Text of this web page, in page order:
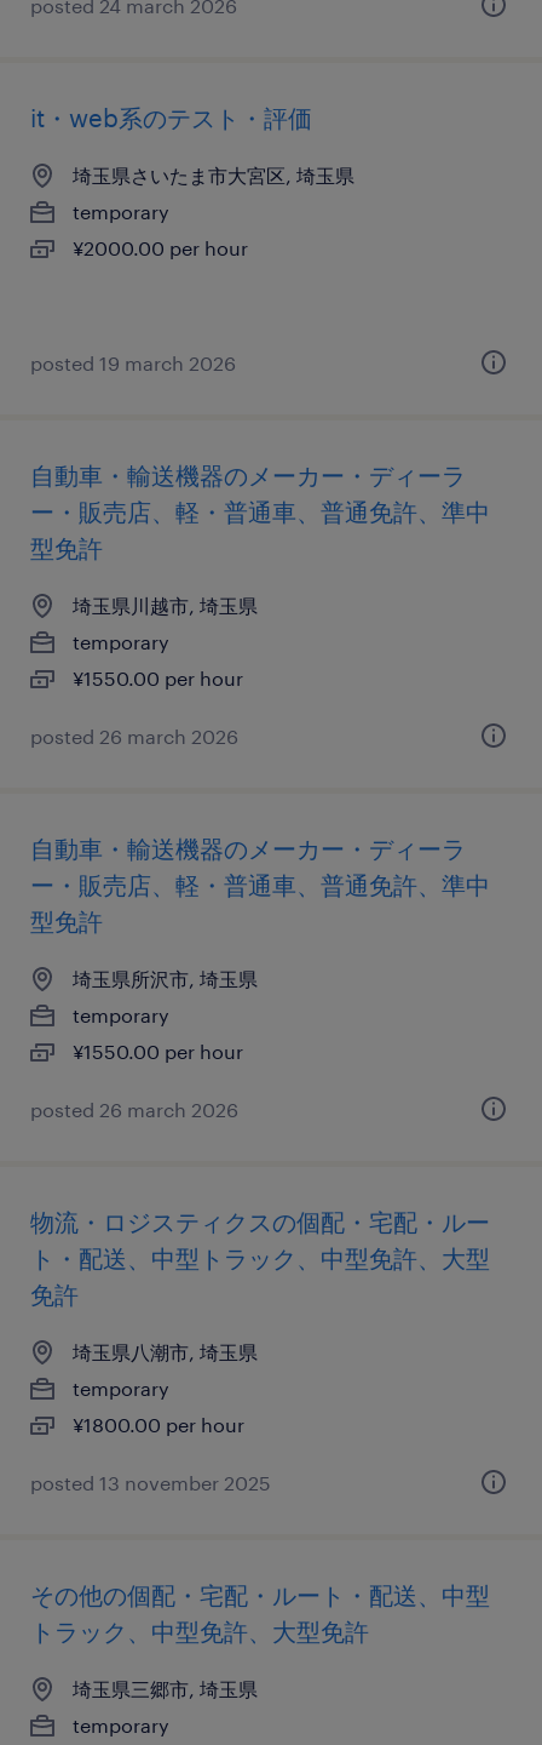
posted 24 march 2026
it・web系のテスト・評価
埼玉県さいたま市大宮区, 埼玉県
temporary
¥2000.00 per hour
posted 19 march 2026
自動車・輸送機器のメーカー・ディーラ
ー・販売店、軽・普通車、普通免許、準中
型免許
埼玉県川越市, 埼玉県
temporary
¥1550.00 per hour
posted 26 march 2026
自動車・輸送機器のメーカー・ディーラ
ー・販売店、軽・普通車、普通免許、準中
型免許
埼玉県所沢市, 埼玉県
temporary
¥1550.00 per hour
posted 26 march 2026
物流・ロジスティクスの個配・宅配・ルー
ト・配送、中型トラック、中型免許、大型
免許
埼玉県八潮市, 埼玉県
temporary
¥1800.00 per hour
posted 13 november 2025
その他の個配・宅配・ルート・配送、中型
トラック、中型免許、大型免許
埼玉県三郷市, 埼玉県
temporary